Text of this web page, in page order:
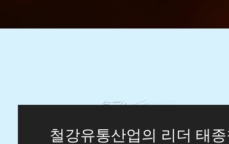
철강유통산업의 리더 태